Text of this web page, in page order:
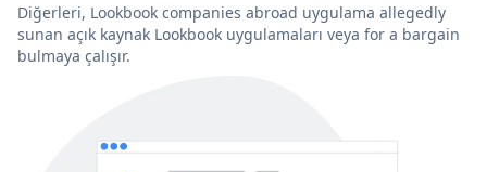
Diğerleri, Lookbook companies abroad uygulama allegedly
sunan açık kaynak Lookbook uygulamaları veya for a bargain
bulmaya çalışır.